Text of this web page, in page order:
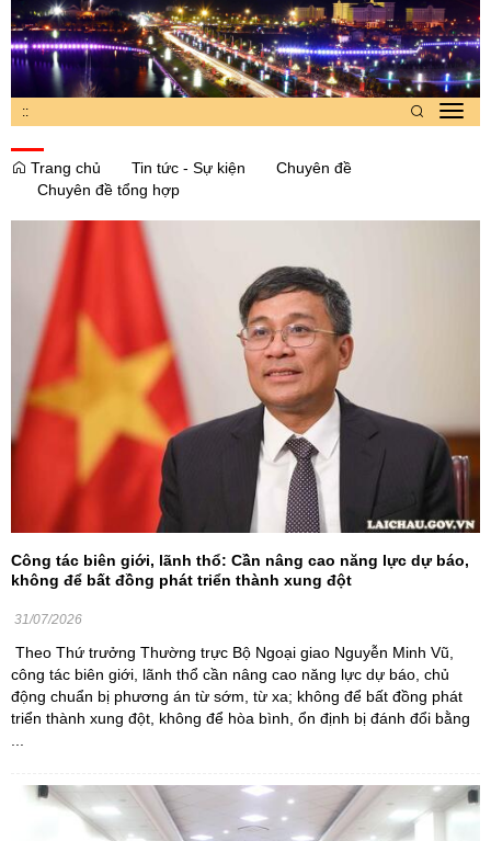
::
Trang chủ
Tin tức - Sự kiện
Chuyên đề
Chuyên đề tổng hợp
Công tác biên giới, lãnh thổ: Cần nâng cao năng lực dự báo,
không để bất đồng phát triển thành xung đột
31/07/2026
Theo Thứ trưởng Thường trực Bộ Ngoại giao Nguyễn Minh Vũ,
công tác biên giới, lãnh thổ cần nâng cao năng lực dự báo, chủ
động chuẩn bị phương án từ sớm, từ xa; không để bất đồng phát
triển thành xung đột, không để hòa bình, ổn định bị đánh đổi bằng